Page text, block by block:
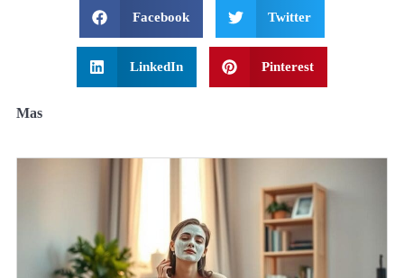
Facebook Twitter
LinkedIn Pinterest
Mas